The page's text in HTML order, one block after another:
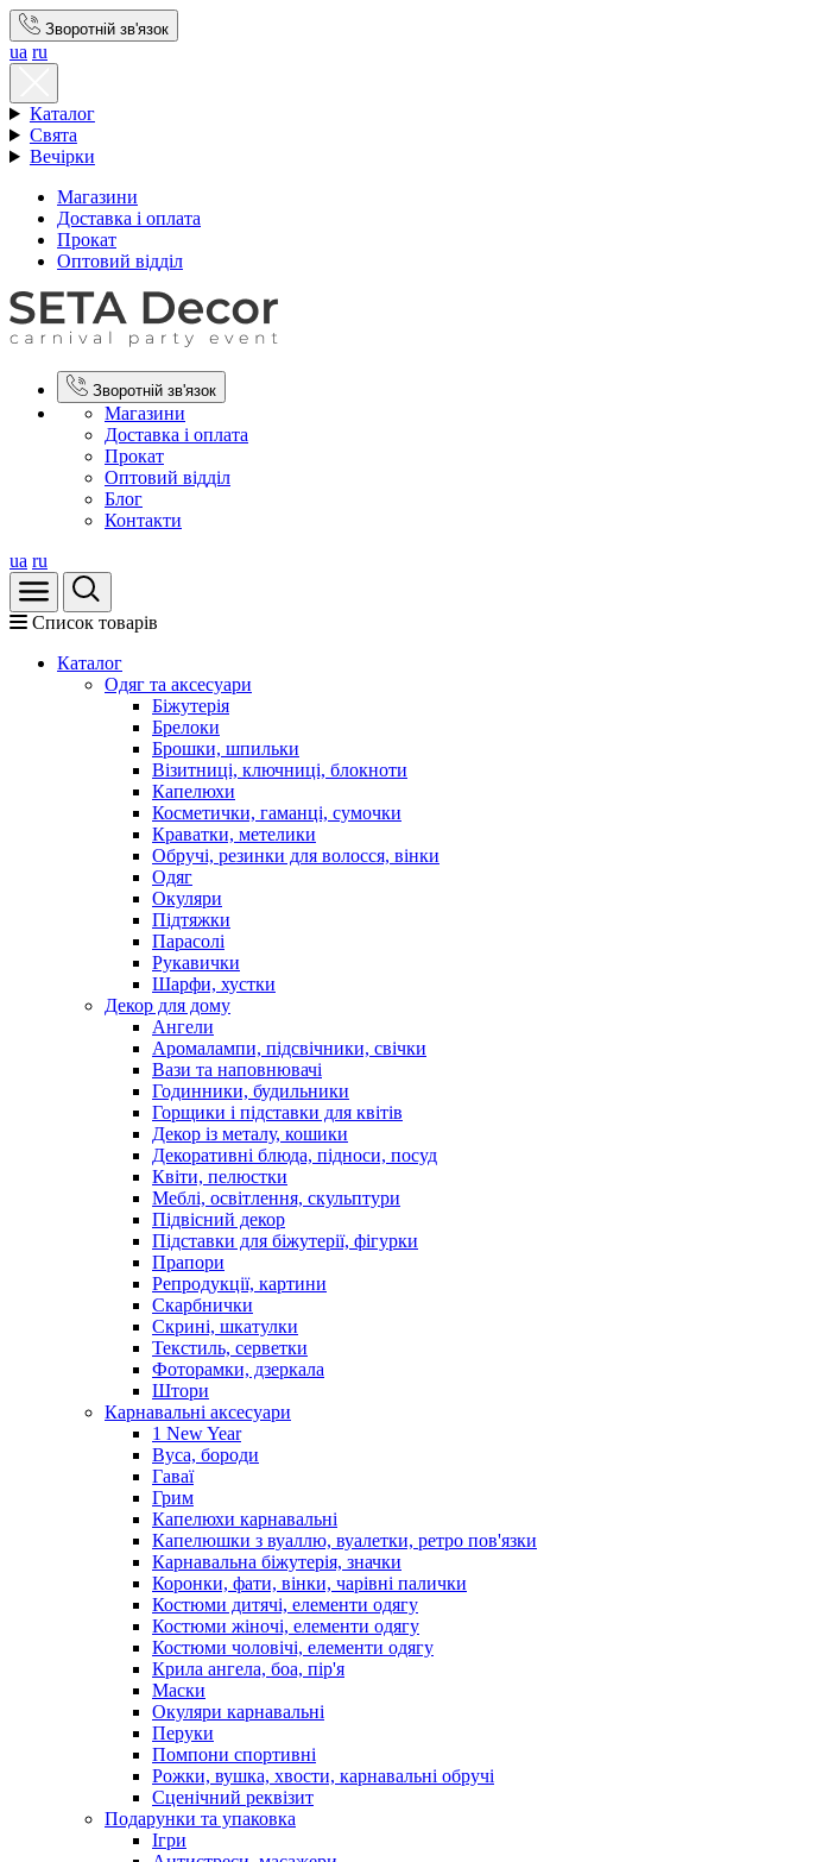
Зворотній зв'язок
ua ru
Каталог
Свята
Вечірки
Магазини
Доставка і оплата
Прокат
Оптовий відділ
Зворотній зв'язок
Магазини
Доставка і оплата
Прокат
Оптовий відділ
Блог
Контакти
ua ru
Список товарів
Каталог
Oдяг та аксесуари
Біжутерія
Брелоки
Брошки, шпильки
Візитниці, ключниці, блокноти
Капелюхи
Косметички, гаманці, сумочки
Краватки, метелики
Обручі, резинки для волосся, вінки
Одяг
Окуляри
Підтяжки
Парасолі
Рукавички
Шарфи, хустки
Декор для дому
Ангели
Аромалампи, підсвічники, свічки
Вази та наповнювачі
Годинники, будильники
Горщики і підставки для квітів
Декор із металу, кошики
Декоративні блюда, підноси, посуд
Квіти, пелюстки
Меблі, освітлення, скульптури
Підвісний декор
Підставки для біжутерії, фігурки
Прапори
Репродукції, картини
Скарбнички
Скрині, шкатулки
Текстиль, серветки
Фоторамки, дзеркала
Штори
Карнавальні аксесуари
1 New Year
Вуса, бороди
Гаваї
Грим
Капелюхи карнавальні
Капелюшки з вуаллю, вуалетки, ретро пов'язки
Карнавальна біжутерія, значки
Коронки, фати, вінки, чарівні палички
Костюми дитячі, елементи одягу
Костюми жіночі, елементи одягу
Костюми чоловічі, елементи одягу
Крила ангела, боа, пір'я
Маски
Окуляри карнавальні
Перуки
Помпони спортивні
Рожки, вушка, хвости, карнавальні обручі
Сценічний реквізит
Подарунки та упаковка
Ігри